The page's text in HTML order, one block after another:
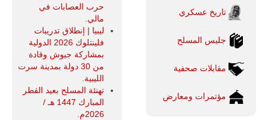
تاريخ عسكري
جليس المسلح
مقابلات صحفية
مؤتمرات ومعارض
حرب العصابات في
مالي.
ليبيا | إنطلاق تدريبات
فلينتلوك 2026 الدولية
بمشاركة جيوش وقادة
من 30 دولة بمدينة سرت
الليبية.
تهنئة المسلح بعيد الفطر
المبارك 1447 هـ /
2026م.